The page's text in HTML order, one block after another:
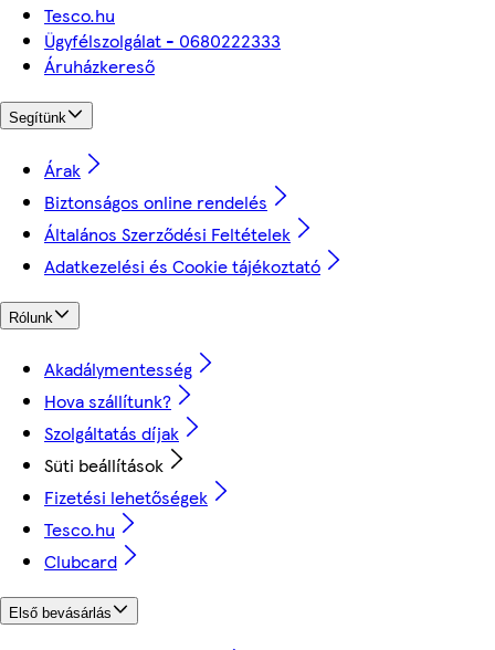
Tesco.hu
Ügyfélszolgálat - 0680222333
Áruházkereső
Segítünk
Árak
Biztonságos online rendelés
Általános Szerződési Feltételek
Adatkezelési és Cookie tájékoztató
Rólunk
Akadálymentesség
Hova szállítunk?
Szolgáltatás díjak
Süti beállítások
Fizetési lehetőségek
Tesco.hu
Clubcard
Első bevásárlás